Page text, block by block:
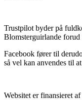
Trustpilot byder på
Blomsterguirlande
Facebook fører til
så vel kan anvendes til
Websitet er finansieret